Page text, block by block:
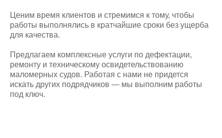
Ценим время клиентов и стремимся к тому, чтобы
работы выполнялись в кратчайшие сроки без ущерба
для качества.
Предлагаем комплексные услуги по дефектации,
ремонту и техническому освидетельствованию
маломерных судов. Работая с нами не придется
искать других подрядчиков — мы выполним работы
под ключ.
СпецМорСервис соответствует
требованиям РМРС, как предприятие
осуществляющее переоборудование,
модернизацию и ремонт судов,
корпусных конструкций и др.
РМРС 2
Смотреть сертификат